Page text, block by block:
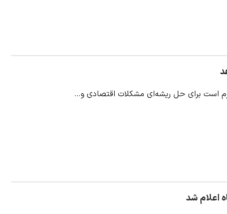
است برای حل ریشه‌ای مشکلات اقتصادی و…
اعلام شد